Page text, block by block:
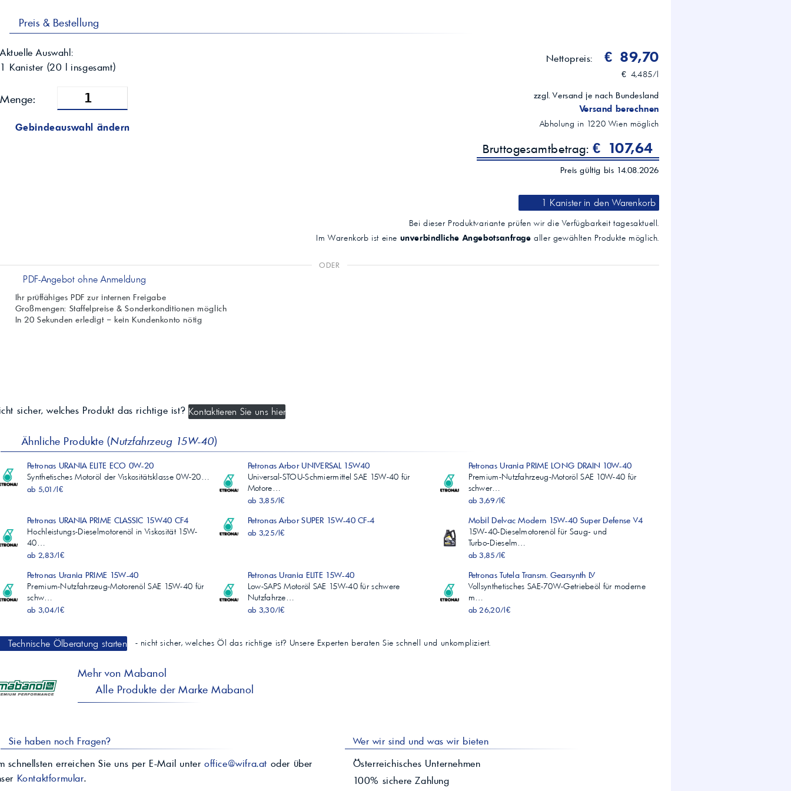
Flammpunkt (COC)
240 °C (ISO 2592)
Preis & Bestellung
Aktuelle Auswahl:
1 Kanister (20 l insgesamt)
Menge:
Gebindeauswahl ändern
Nettopreis: € 89,70
€ 4,485/l
zzgl. Versand je nach Bundesland
Versand berechnen
Abholung in 1220 Wien möglich
Bruttogesamtbetrag:€ 107,64
Preis gültig bis 14.08.2026
1 Kanisterin den Warenkorb
Bei dieser Produktvariante prüfen wir die Verfügbarkeit tagesaktuell.
Im Warenkorb ist eine unverbindliche Angebotsanfrage aller gewählten Produkte möglich.
ODER
PDF-Angebot ohne Anmeldung
Ihr prüffähiges PDF zur internen Freigabe
Großmengen: Staffelpreise & Sonderkonditionen möglich
In 20 Sekunden erledigt – kein Kundenkonto nötig
sicher, welches Produkt das richtige ist? Kontaktieren Sie uns hier
Ähnliche Produkte (Nutzfahrzeug 15W-40)
Petronas URANIA ELITE ECO 0W-20
Synthetisches Motoröl der Viskositätsklasse 0W-20…
ab 5,01/l€
Petronas Arbor UNIVERSAL 15W40
Universal-STOU-Schmiermittel SAE 15W-40 für
Motore…
ab 3,85/l€
Petronas Urania PRIME LONG DRAIN 10W-40
Premium-Nutzfahrzeug-Motoröl SAE 10W-40 für
schwer…
ab 3,69/l€
Petronas URANIA PRIME CLASSIC 15W40 CF4
Hochleistungs-Dieselmotorenöl in Viskosität 15W-
40…
ab 2,83/l€
Petronas Arbor SUPER 15W-40 CF-4
ab 3,25/l€
Mobil Delvac Modern 15W-40 Super Defense V4
15W‑40-Dieselmotorenöl für Saug‑ und
Turbo‑Dieselm…
ab 3,85/l€
Petronas Urania PRIME 15W-40
Premium-Nutzfahrzeug-Motorenöl SAE 15W-40 für
schw…
ab 3,04/l€
Petronas Urania ELITE 15W-40
Low-SAPS Motoröl SAE 15W-40 für schwere
Nutzfahrze…
ab 3,30/l€
Petronas Tutela Transm. Gearsynth LV
Vollsynthetisches SAE-70W-Getriebeöl für moderne
m…
ab 26,20/l€
Technische Ölberatung starten - nicht sicher, welches Öl das richtige ist? Unsere Experten beraten Sie schnell und unkompliziert.
Mehr von Mabanol
Alle Produkte der Marke Mabanol
Sie haben noch Fragen?
schnellsten erreichen Sie uns per E-Mail unteroffice@wifra.at oder über
Kontaktformular.
Wer wir sind und was wir bieten
Österreichisches Unternehmen
100% sichere Zahlung